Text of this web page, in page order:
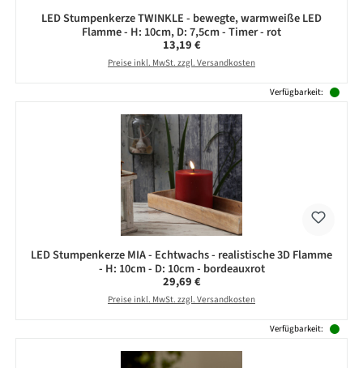
LED Stumpenkerze TWINKLE - bewegte, warmweiße LED
Flamme - H: 10cm, D: 7,5cm - Timer - rot
Regulärer Preis:
13,19 €
Preise inkl. MwSt. zzgl. Versandkosten
Verfügbarkeit:
LED Stumpenkerze MIA - Echtwachs - realistische 3D Flamme
- H: 10cm - D: 10cm - bordeauxrot
Regulärer Preis:
29,69 €
Preise inkl. MwSt. zzgl. Versandkosten
Verfügbarkeit: